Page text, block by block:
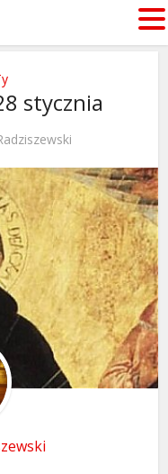
stycznia